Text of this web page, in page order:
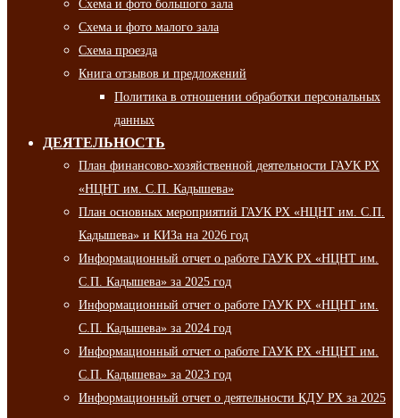
Схема и фото большого зала
Схема и фото малого зала
Схема проезда
Книга отзывов и предложений
Политика в отношении обработки персональных
данных
ДЕЯТЕЛЬНОСТЬ
План финансово-хозяйственной деятельности ГАУК РХ
«НЦНТ им. С.П. Кадышева»
План основных мероприятий ГАУК РХ «НЦНТ им. С.П.
Кадышева» и КИЗа на 2026 год
Информационный отчет о работе ГАУК РХ «НЦНТ им.
С.П. Кадышева» за 2025 год
Информационный отчет о работе ГАУК РХ «НЦНТ им.
С.П. Кадышева» за 2024 год
Информационный отчет о работе ГАУК РХ «НЦНТ им.
С.П. Кадышева» за 2023 год
Информационный отчет о деятельности КДУ РХ за 2025